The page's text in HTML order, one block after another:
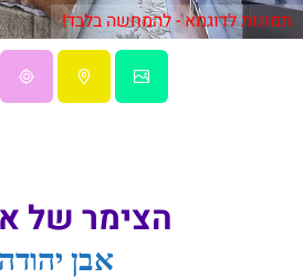
תמונות לדוגמא - להמחשה בלבד!
הצימר של
אבן יהודה